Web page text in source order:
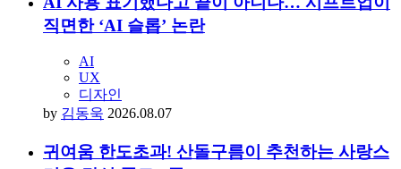
직면한 ‘AI 슬롭’ 논란
AI
UX
디자인
by 김동욱 2026.08.07
귀여움 한도초과! 산돌구름이 추천하는 사랑스